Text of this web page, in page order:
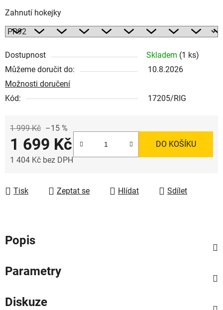
Zahnutí hokejky
Dostupnost Skladem (1 ks)
Můžeme doručit do:
10.8.2026
Možnosti doručení
Kód:
17205/RIG
1 999 Kč –15 %
1 699 Kč
1 404 Kč bez DPH
DO KOŠÍKU
Tisk Zeptat se Hlídat Sdílet
Popis
Parametry
Diskuze